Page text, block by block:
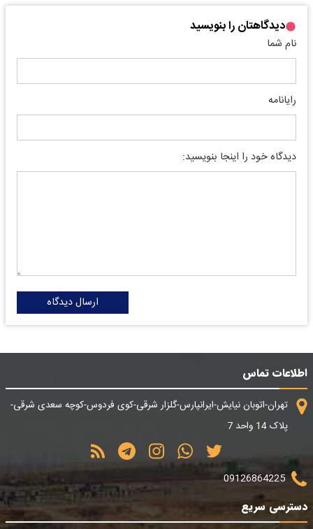
دیدگاهتان را بنویسید
نام شما
رایانامه
دیدگاه خود را اینجا بنویسید:
ارسال دیدگاه
اطلاعات تماس
تهران-اتوبان نیایش-ایرانپارس-گلزار شرقی-کوی فردوس-کوچه سعدی شرقی-
پلاک 14 واحد 7
09126864225
دسترسی سریع